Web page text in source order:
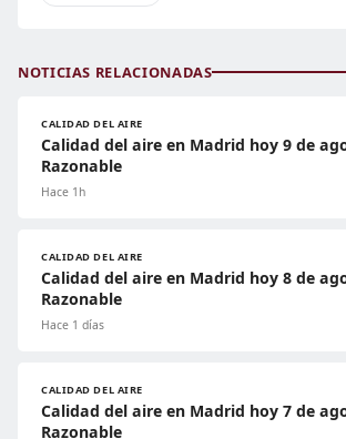
NOTICIAS RELACIONADAS
CALIDAD DEL AIRE
Calidad del aire en Madrid hoy 9 de
Razonable
Hace 1h
CALIDAD DEL AIRE
Calidad del aire en Madrid hoy 8 de
Razonable
Hace 1 días
CALIDAD DEL AIRE
Calidad del aire en Madrid hoy 7 de
Razonable